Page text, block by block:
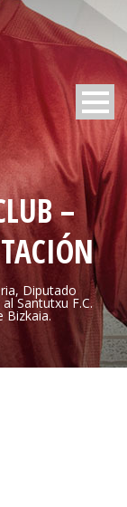
–
Diputado
Santutxu F.C.
Bizkaia.